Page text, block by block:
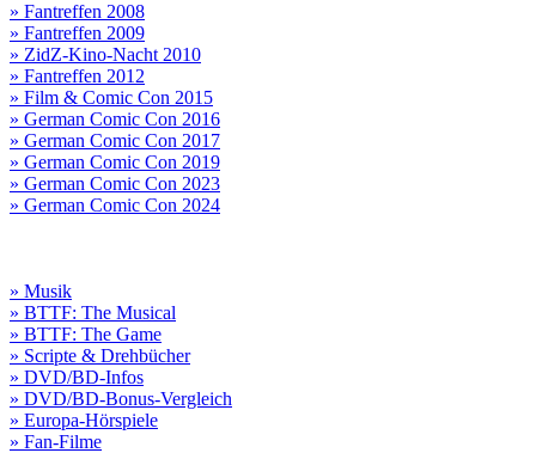
» Fantreffen 2008
» Fantreffen 2009
» ZidZ-Kino-Nacht 2010
» Fantreffen 2012
» Film & Comic Con 2015
» German Comic Con 2016
» German Comic Con 2017
» German Comic Con 2019
» German Comic Con 2023
» German Comic Con 2024
» Musik
» BTTF: The Musical
» BTTF: The Game
» Scripte & Drehbücher
» DVD/BD-Infos
» DVD/BD-Bonus-Vergleich
» Europa-Hörspiele
» Fan-Filme